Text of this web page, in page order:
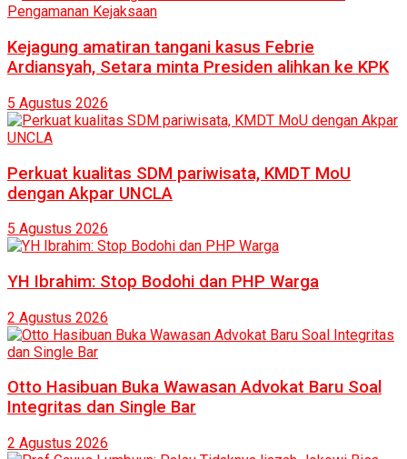
Kejagung amatiran tangani kasus Febrie
Ardiansyah, Setara minta Presiden alihkan ke KPK
5 Agustus 2026
Perkuat kualitas SDM pariwisata, KMDT MoU
dengan Akpar UNCLA
5 Agustus 2026
YH Ibrahim: Stop Bodohi dan PHP Warga
2 Agustus 2026
Otto Hasibuan Buka Wawasan Advokat Baru Soal
Integritas dan Single Bar
2 Agustus 2026